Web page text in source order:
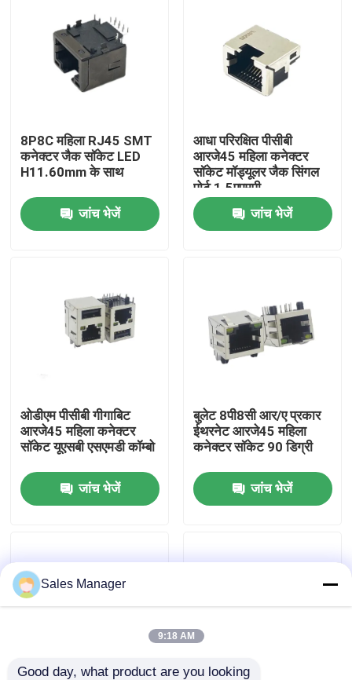
घर
हमारे बारे में
गुणवत्ता नियंत्रण
संपर्क करें
डीआईपी यूएसबी कनेक्टर
यूएसबी टाइप सी कनेक्टर
8P8C महिला RJ45 SMT
कनेक्टर जैक सॉकेट LED
H11.60mm के साथ
जांच भेजें
आधा परिरक्षित पीसीबी
आरजे45 महिला कनेक्टर
सॉकेट मॉड्यूलर जैक सिंगल
पोर्ट 1.5एएमपी
जांच भेजें
ओडीएम पीसीबी गीगाबिट
आरजे45 महिला कनेक्टर
सॉकेट यूएसबी एसएमडी कॉम्बो
जांच भेजें
बुलेट 8पी8सी आर/ए प्रकार
ईथरनेट आरजे45 महिला
कनेक्टर सॉकेट 90 डिग्री
जांच भेजें
Sales Manager
9:18 AM
Good day, what product are you looking